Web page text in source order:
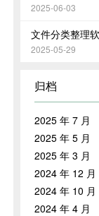
2025-06-03
文件分类整理
2025-05-29
归档
2025 年 7 月
2025 年 5 月
2025 年 3 月
2024 年 12 月
2024 年 10 月
2024 年 4 月